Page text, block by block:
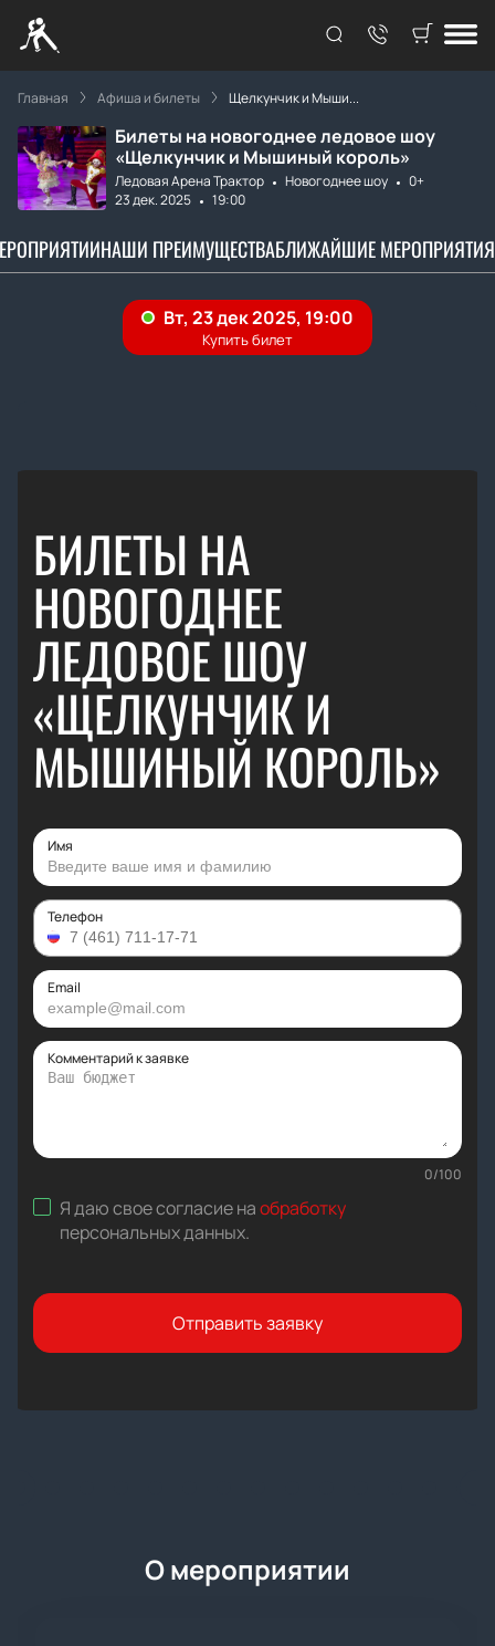
Главная Афиша и билеты Щелкунчик и Мыши...
Билеты на новогоднее ледовое шоу
«Щелкунчик и Мышиный король»
Ледовая Арена Трактор Новогоднее шоу
0+
23 дек. 2025
19:00
НАШИ ПРЕИМУЩЕСТВАБЛИЖАЙШИЕ МЕРОПРИЯТИЯ
БИЛЕТЫ НА
НОВОГОДНЕЕ
ЛЕДОВОЕ ШОУ
«ЩЕЛКУНЧИК И
МЫШИНЫЙ КОРОЛЬ»
Имя
Телефон
Email
Комментарий к заявке
0/100
Я даю свое согласие наобработку
персональных данных.
Отправить заявку
О мероприятии